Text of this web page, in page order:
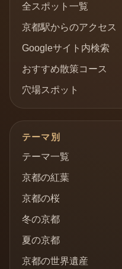
全スポット一覧
京都駅からのアクセス
Googleサイト内検索
おすすめ散策コース
穴場スポット
テーマ別
テーマ一覧
京都の紅葉
京都の桜
冬の京都
夏の京都
京都の世界遺産